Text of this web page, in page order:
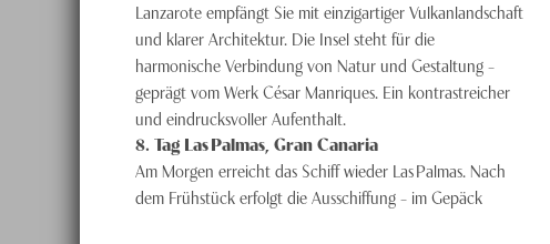
Lanzarote empfängt Sie mit einzigartiger Vulkanlandschaft
und klarer Architektur. Die Insel steht für die
harmonische Verbindung von Natur und Gestaltung –
geprägt vom Werk César Manriques. Ein kontrastreicher
und eindrucksvoller Aufenthalt.
8. Tag Las Palmas, Gran Canaria
Am Morgen erreicht das Schiff wieder Las Palmas. Nach
dem Frühstück erfolgt die Ausschiffung – im Gepäck